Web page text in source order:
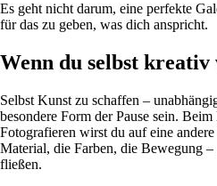
Es geht nicht darum, eine perfekte
für das zu geben, was dich anspricht.
Wenn du selbst
Selbst Kunst zu schaffen –
besondere Form der Pause sein.
Fotografieren wirst du auf eine
Material, die Farben, die Bewegung
fließen.